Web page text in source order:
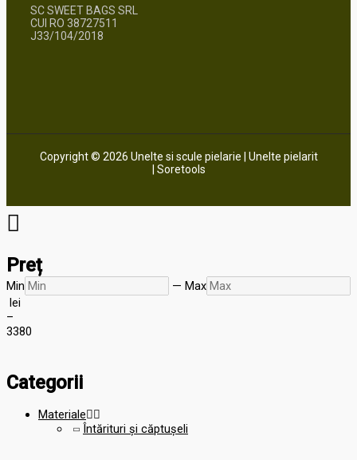
SC SWEET BAGS SRL
CUI RO 38727511
J33/104/2018
Copyright © 2026 Unelte si scule pielarie | Unelte pielarit
| Soretools
Preț
Min — Max
lei
–
3380
Categorii
Materiale
Întărituri și căptușeli